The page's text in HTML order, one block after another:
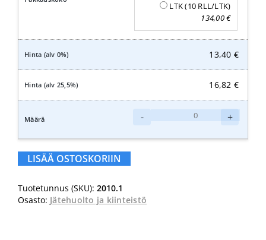
LTK (10 RLL/LTK)
134,00€
13,40 €
16,82 €
-
Biojätepussi
+
LISÄÄ OSTOSKORIIN
Tuotetunnus (SKU): 2010.1
Osasto: Jätehuolto ja kiinteistö